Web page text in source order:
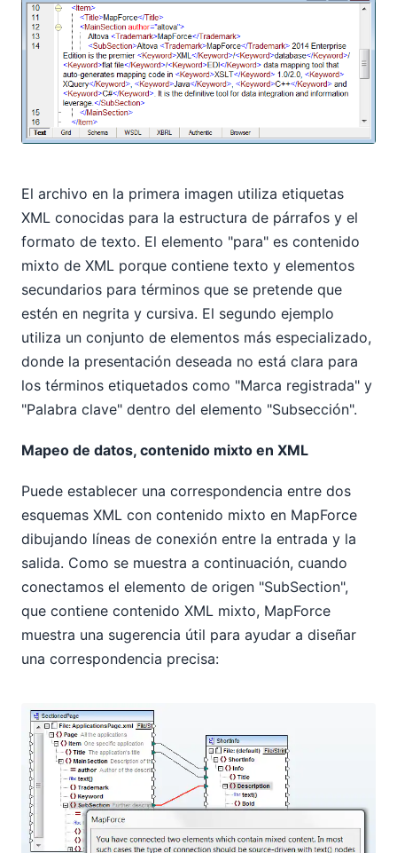
El archivo en la primera imagen utiliza etiquetas
XML conocidas para la estructura de párrafos y el
formato de texto. El elemento "para" es contenido
mixto de XML porque contiene texto y elementos
secundarios para términos que se pretende que
estén en negrita y cursiva. El segundo ejemplo
utiliza un conjunto de elementos más especializado,
donde la presentación deseada no está clara para
los términos etiquetados como "Marca registrada" y
"Palabra clave" dentro del elemento "Subsección".
Mapeo de datos, contenido mixto en XML
Puede establecer una correspondencia entre dos
esquemas XML con contenido mixto en MapForce
dibujando líneas de conexión entre la entrada y la
salida. Como se muestra a continuación, cuando
conectamos el elemento de origen "SubSection",
que contiene contenido XML mixto, MapForce
muestra una sugerencia útil para ayudar a diseñar
una correspondencia precisa: